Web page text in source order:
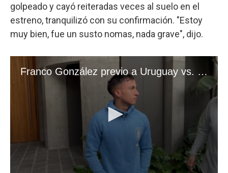
golpeado y cayó reiteradas veces al suelo en el
estreno, tranquilizó con su confirmación. "Estoy
muy bien, fue un susto nomas, nada grave", dijo.